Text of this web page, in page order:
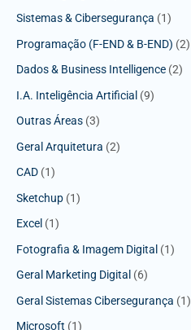
Sistemas & Cibersegurança (1)
Programação (F-END & B-END) (2)
Dados & Business Intelligence (2)
I.A. Inteligência Artificial (9)
Outras Áreas (3)
Geral Arquitetura (2)
CAD (1)
Sketchup (1)
Excel (1)
Fotografia & Imagem Digital (1)
Geral Marketing Digital (6)
Geral Sistemas Cibersegurança (1)
Microsoft (1)